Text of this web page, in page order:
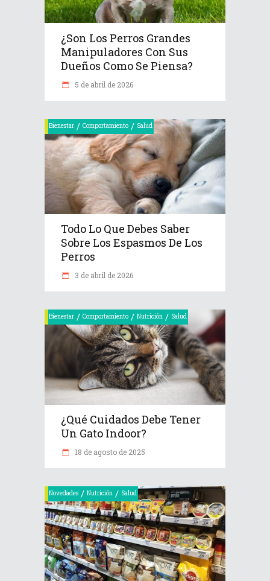
¿Son Los Perros Grandes
Manipuladores Con Sus
Dueños Como Se Piensa?
5 de abril de 2026
Bienestar / Comportamiento / Salud
Todo Lo Que Debes Saber
Sobre Los Espasmos De Los
Perros
3 de abril de 2026
Bienestar / Comportamiento / Nutrición / Salud
¿Qué Cuidados Debe Tener
Un Gato Indoor?
18 de agosto de 2025
Novedades / Nutrición / Salud